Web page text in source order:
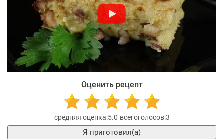
Оценить рецепт
5.0 3
Я приготовил(а)